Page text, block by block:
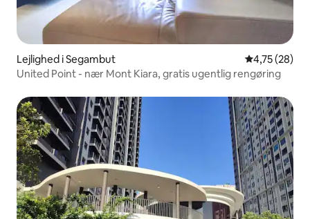
Lejlighed i Segambut 4,75 ud af 5
4,75 (28)
United Point - nær Mont Kiara, gratis ugentlig rengøring